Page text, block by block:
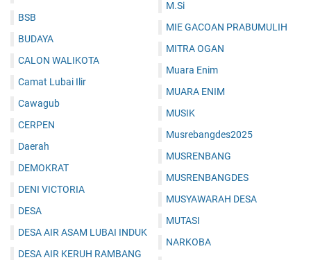
BSB
BUDAYA
CALON WALIKOTA
Camat Lubai Ilir
Cawagub
CERPEN
Daerah
DEMOKRAT
DENI VICTORIA
DESA
DESA AIR ASAM LUBAI INDUK
DESA AIR KERUH RAMBANG
M.Si
MIE GACOAN PRABUMULIH
MITRA OGAN
Muara Enim
MUARA ENIM
MUSIK
Musrebangdes2025
MUSRENBANG
MUSRENBANGDES
MUSYAWARAH DESA
MUTASI
NARKOBA